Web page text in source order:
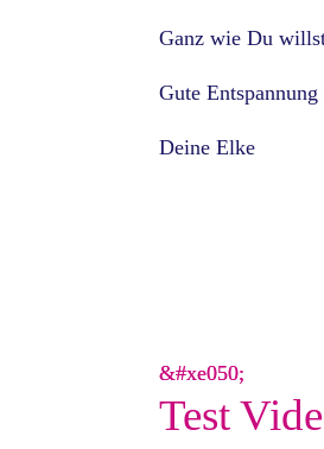
Ganz wie Du
Gute
Deine Elke
Test